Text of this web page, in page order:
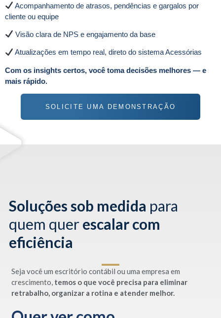
Acompanhamento de atrasos, pendências e gargalos por
cliente ou equipe
Visão clara de NPS e engajamento da base
Atualizações em tempo real, direto do sistema Acessórias
Com os insights certos, você toma decisões melhores — e
mais rápido.
SOLICITE UMA DEMONSTRAÇÃO
Soluções sob medida para
quem querescalar com
eficiência
Seja você um escritório contábil ou uma empresa em
crescimento, temos o que você precisa para eliminar
retrabalho, organizar a rotina e atender melhor.